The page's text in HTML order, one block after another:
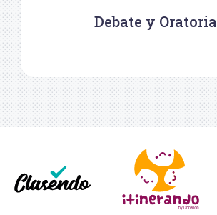
Debate y Oratoria